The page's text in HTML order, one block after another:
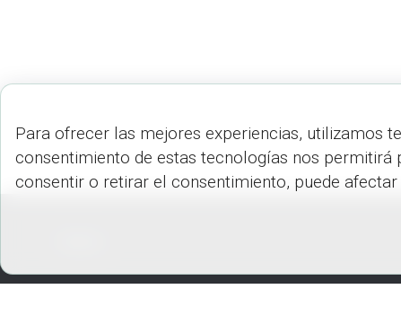
Para ofrecer las mejores experiencias, utilizamos
consentimiento de estas tecnologías nos
consentir o retirar el consentimiento, puede